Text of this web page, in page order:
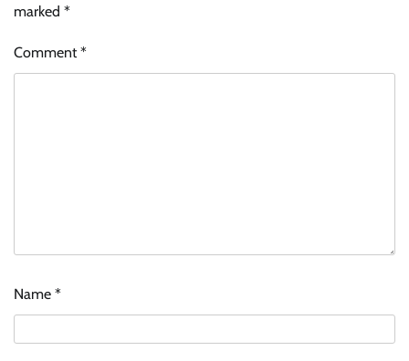
marked *
Comment*
Name *